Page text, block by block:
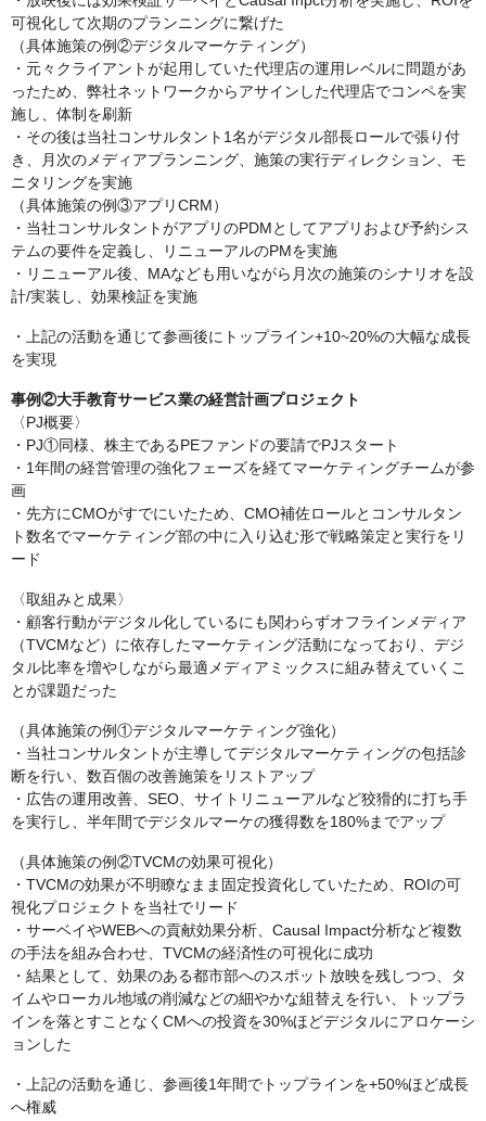
可視化して次期のプランニングに繋げた
（具体施策の例②デジタルマーケティング）
・元々クライアントが起用していた代理店の運用レベルに問題があ
ったため、弊社ネットワークからアサインした代理店でコンペを実
施し、体制を刷新
・その後は当社コンサルタント1名がデジタル部長ロールで張り付
き、月次のメディアプランニング、施策の実行ディレクション、モ
ニタリングを実施
（具体施策の例③アプリCRM）
・当社コンサルタントがアプリのPDMとしてアプリおよび予約シス
テムの要件を定義し、リニューアルのPMを実施
・リニューアル後、MAなども用いながら月次の施策のシナリオを設
計/実装し、効果検証を実施
・上記の活動を通じて参画後にトップライン+10~20%の大幅な成長
を実現
事例②大手教育サービス業の経営計画プロジェクト
〈PJ概要〉
・PJ①同様、株主であるPEファンドの要請でPJスタート
・1年間の経営管理の強化フェーズを経てマーケティングチームが参
画
・先方にCMOがすでにいたため、CMO補佐ロールとコンサルタン
ト数名でマーケティング部の中に入り込む形で戦略策定と実行をリ
ード
〈取組みと成果〉
・顧客行動がデジタル化しているにも関わらずオフラインメディア
（TVCMなど）に依存したマーケティング活動になっており、デジ
タル比率を増やしながら最適メディアミックスに組み替えていくこ
とが課題だった
（具体施策の例①デジタルマーケティング強化）
・当社コンサルタントが主導してデジタルマーケティングの包括診
断を行い、数百個の改善施策をリストアップ
・広告の運用改善、SEO、サイトリニューアルなど狡猾的に打ち手
を実行し、半年間でデジタルマーケの獲得数を180%までアップ
（具体施策の例②TVCMの効果可視化）
・TVCMの効果が不明瞭なまま固定投資化していたため、ROIの可
視化プロジェクトを当社でリード
・サーベイやWEBへの貢献効果分析、Causal Impact分析など複数
の手法を組み合わせ、TVCMの経済性の可視化に成功
・結果として、効果のある都市部へのスポット放映を残しつつ、タ
イムやローカル地域の削減などの細やかな組替えを行い、トップラ
インを落とすことなくCMへの投資を30%ほどデジタルにアロケーシ
ョンした
・上記の活動を通じ、参画後1年間でトップラインを+50%ほど成長
へ権威